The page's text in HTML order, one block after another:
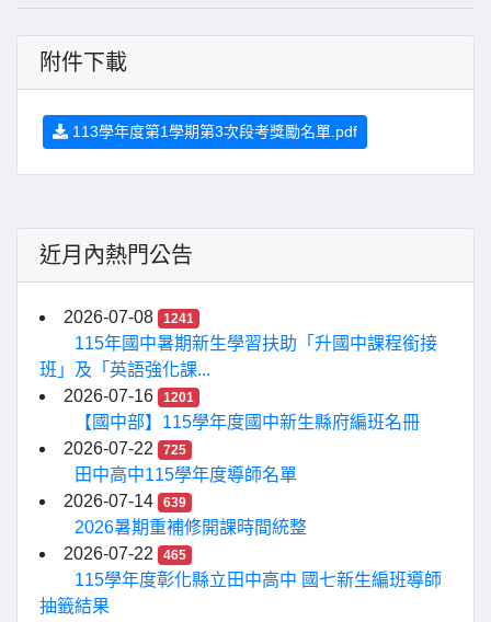
附件下載
113學年度第1學期第3次段考獎勵名單.pdf
近月內熱門公告
2026-07-08 1241
115年國中暑期新生學習扶助「升國中課程銜接
班」及「英語強化課...
2026-07-16
1201
【國中部】115學年度國中新生縣府編班名冊
2026-07-22
725
田中高中115學年度導師名單
2026-07-14
639
2026暑期重補修開課時間統整
2026-07-22
465
115學年度彰化縣立田中高中 國七新生編班導師
抽籤結果